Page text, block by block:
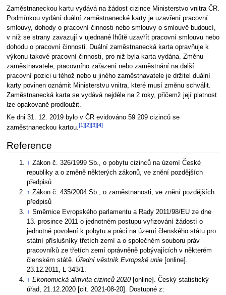
Zaměstnaneckou kartu vydává na žádost cizince Ministerstvo vnitra ČR.
Podmínkou vydání duální zaměstnanecké karty je uzavření pracovní
smlouvy, dohody o pracovní činnosti nebo smlouvy o smlouvě budoucí,
v níž se strany zavazují v ujednané lhůtě uzavřít pracovní smlouvu nebo
dohodu o pracovní činnosti. Duální zaměstnanecká karta opravňuje k
výkonu takové pracovní činnosti, pro niž byla karta vydána. Změnu
zaměstnavatele, pracovního zařazení nebo zaměstnání na další
pracovní pozici u téhož nebo u jiného zaměstnavatele je držitel duální
karty povinen oznámit Ministerstvu vnitra, které musí změnu schválit.
Zaměstnanecká karta se vydává nejdéle na 2 roky, přičemž její platnost
lze opakovaně prodloužit.
Ke dni 31. 12. 2019 bylo v ČR evidováno 59 209 cizinců se
zaměstnaneckou kartou.[1][2][3][4]
Reference
↑ Zákon č. 326/1999 Sb., o pobytu cizinců na území České
republiky a o změně některých zákonů, ve znění pozdějších
předpisů
↑ Zákon č. 435/2004 Sb., o zaměstnanosti, ve znění pozdějších
předpisů
↑ Směrnice Evropského parlamentu a Rady 2011/98/EU ze dne
13. prosince 2011 o jednotném postupu vyřizování žádostí o
jednotné povolení k pobytu a práci na území členského státu pro
státní příslušníky třetích zemí a o společném souboru práv
pracovníků ze třetích zemí oprávněně pobývajících v některém
členském státě. Úřední věstník Evropské unie [online].
23.12.2011, L 343/1.
↑ Ekonomická aktivita cizinců 2020[online]. Český statistický
úřad, 21.12.2020 [cit. 2021-08-20]. Dostupné z: